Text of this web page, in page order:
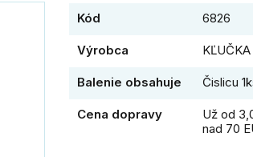
Kód 6826
Výrobca KĽUČKA
Balenie obsahuje Čislicu
Cena dopravy
Už od
nad 70